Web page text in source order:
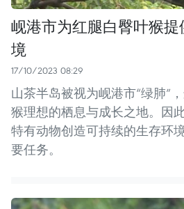
岘港市为红腿白臀叶猴
境
17/10/2023 08:29
山茶半岛被视为岘港市“绿肺”
猴理想的栖息与成长之地。因
特有动物创造可持续的生存环
要任务。